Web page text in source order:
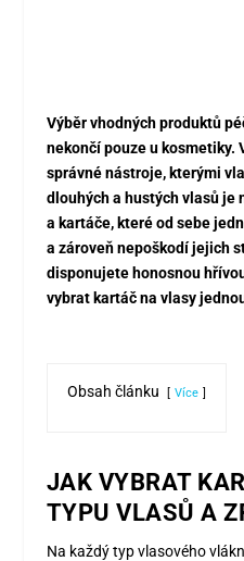
Výběr vhodných produktů
nekončí pouze u
správné nástroje, kterými
dlouhých a hustých vlasů je
a kartáče, které od sebe
a zároveň nepoškodí jejich
disponujete honosnou
vybrat kartáč na vlasy
Obsah článku Více
JAK VYBRAT
TYPU VLASŮ A
Na každý typ vlasového